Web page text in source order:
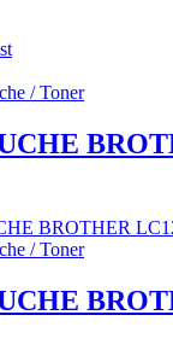
/ Toner
/ Toner